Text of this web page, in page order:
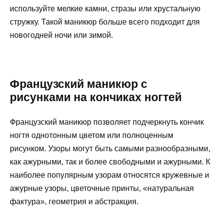
используйте мелкие камни, стразы или хрустальную
стружку. Такой маникюр больше всего подходит для
новогодней ночи или зимой.
Французский маникюр с
рисунками на кончиках ногтей
Французский маникюр позволяет подчеркнуть кончик
ногтя однотонным цветом или полноценным
рисунком. Узоры могут быть самыми разнообразными,
как ажурными, так и более свободными и ажурными. К
наиболее популярным узорам относятся кружевные и
ажурные узоры, цветочные принты, «натуральная
фактура», геометрия и абстракция.